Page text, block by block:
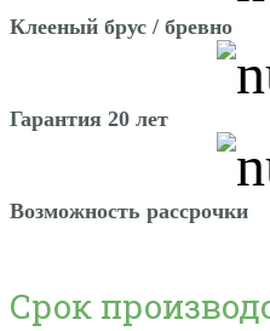
Клееный брус / бревно
Гарантия 20 лет
Возможность рассрочки
Срок